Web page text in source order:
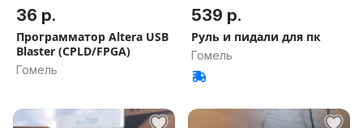
36 р.
Программатор Altera USB
Blaster (CPLD/FPGA)
Гомель
539 р.
Руль и пидали для пк
Гомель